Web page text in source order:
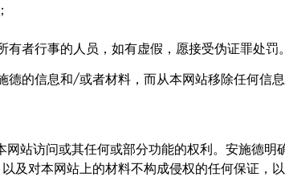
者行事的人员，如有虚假，愿接受伪证罪处罚。
德的信息和/或者材料，而从本网站移除任何信
网站访问或其任何或部分功能的权利。安施德明
及对本网站上的材料不构成侵权的任何保证，